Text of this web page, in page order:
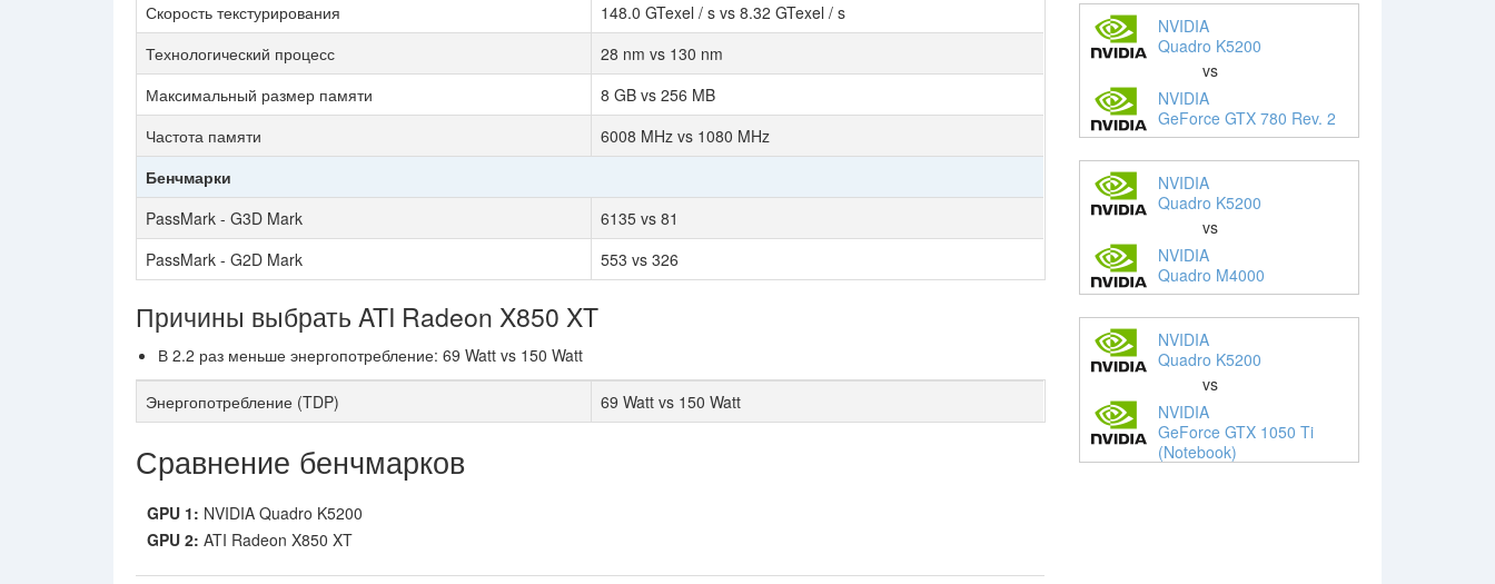
Скорость текстурирования
148.0 GTexel / s vs 8.32 GTexel / s
Технологический процесс
28 nm vs 130 nm
Максимальный размер памяти
8 GB vs 256 MB
Частота памяти
6008 MHz vs 1080 MHz
Бенчмарки
PassMark - G3D Mark
6135 vs 81
PassMark - G2D Mark
553 vs 326
Причины выбрать ATI Radeon X850 XT
В 2.2 раз меньше энергопотребление: 69 Watt vs 150 Watt
Энергопотребление (TDP) 69 Watt vs 150 Watt
Сравнение бенчмарков
GPU 1: NVIDIA Quadro K5200
GPU 2: ATI Radeon X850 XT
NVIDIA
Quadro K5200
vs
NVIDIA
GeForce GTX 780 Rev. 2
NVIDIA
Quadro K5200
vs
NVIDIA
Quadro M4000
NVIDIA
Quadro K5200
vs
NVIDIA
GeForce GTX 1050 Ti
(Notebook)